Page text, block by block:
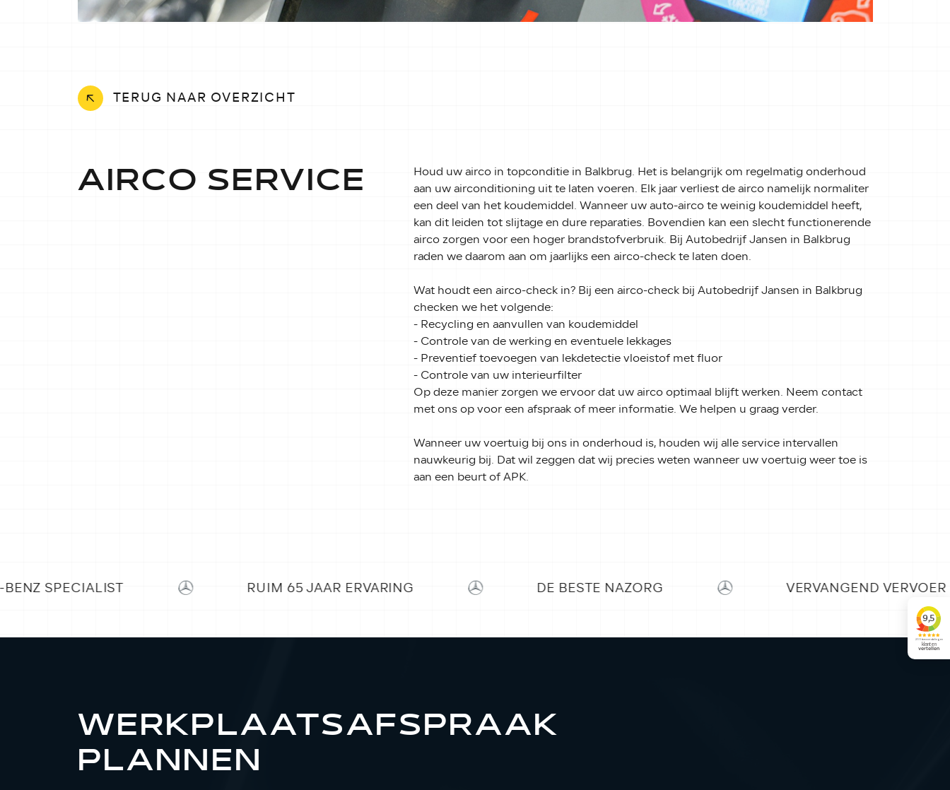
TERUG NAAR OVERZICHT
AIRCO SERVICE
Houd uw airco in topconditie in Balkbrug. Het is belangrijk om regelmatig onderhoud
aan uw airconditioning uit te laten voeren. Elk jaar verliest de airco namelijk normaliter
een deel van het koudemiddel. Wanneer uw auto-airco te weinig koudemiddel heeft,
kan dit leiden tot slijtage en dure reparaties. Bovendien kan een slecht functionerende
airco zorgen voor een hoger brandstofverbruik. Bij Autobedrijf Jansen in Balkbrug
raden we daarom aan om jaarlijks een airco-check te laten doen.
Wat houdt een airco-check in? Bij een airco-check bij Autobedrijf Jansen in Balkbrug
checken we het volgende:
- Recycling en aanvullen van koudemiddel
- Controle van de werking en eventuele lekkages
- Preventief toevoegen van lekdetectie vloeistof met fluor
- Controle van uw interieurfilter
Op deze manier zorgen we ervoor dat uw airco optimaal blijft werken. Neem contact
met ons op voor een afspraak of meer informatie. We helpen u graag verder.
Wanneer uw voertuig bij ons in onderhoud is, houden wij alle service intervallen
nauwkeurig bij. Dat wil zeggen dat wij precies weten wanneer uw voertuig weer toe is
aan een beurt of APK.
RUIM 65 JAAR ERVARING DE BESTE NAZORG VERVANGEND VERVOER
WERKPLAATSAFSPRAAK
PLANNEN